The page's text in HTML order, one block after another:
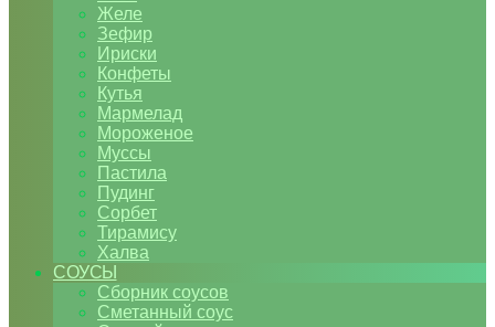
Желе
Зефир
Ириски
Конфеты
Кутья
Мармелад
Мороженое
Муссы
Пастила
Пудинг
Сорбет
Тирамису
Халва
СОУСЫ
Сборник соусов
Сметанный соус